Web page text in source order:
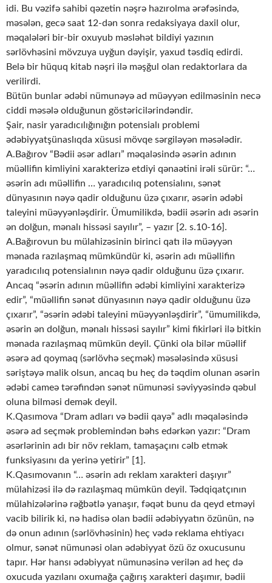
idi. Bu vəzifə sahibi qəzetin nəşrə hazırolma ərəfəsində,
məsələn, gecə saat 12-dən sonra redaksiyaya daxil olur,
məqalələri bir-bir oxuyub məsləhət bildiyi yazının
sərlövhəsini mövzuya uyğun dəyişir, yaxud təsdiq edirdi.
Belə bir hüquq kitab nəşri ilə məşğul olan redaktorlara da
verilirdi.
Bütün bunlar ədəbi nümunəyə ad müəyyən edilməsinin necə
ciddi məsələ olduğunun göstəricilərindəndir.
Şair, nasir yaradıcılığınığın potensialı problemi
ədəbiyyatşünaslıqda xüsusi mövqe sərgiləyən məsələdir.
A.Bağırov “Bədii əsər adları” məqaləsində əsərin adının
müəllifin kimliyini xarakterizə etdiyi qənaətini irəli sürür: “…
əsərin adı müəllifin … yaradıcılıq potensialını, sənət
dünyasının nəyə qadir olduğunu üzə çıxarır, əsərin ədəbi
taleyini müəyyənləşdirir. Ümumilikdə, bədii əsərin adı əsərin
ən dolğun, mənalı hissəsi sayılır”, – yazır [2. s.10-16].
A.Bağırovun bu mülahizəsinin birinci qatı ilə müəyyən
mənada razılaşmaq mümkündür ki, əsərin adı müəllifin
yaradıcılıq potensialının nəyə qadir olduğunu üzə çıxarır.
Ancaq “əsərin adının müəllifin ədəbi kimliyini xarakterizə
edir”, “müəllifin sənət dünyasının nəyə qadir olduğunu üzə
çıxarır”, “əsərin ədəbi taleyini müəyyənləşdirir”, “ümumilikdə,
əsərin ən dolğun, mənalı hissəsi sayılır” kimi fikirləri ilə bitkin
mənada razılaşmaq mümkün deyil. Çünki ola bilər müəllif
əsərə ad qoymaq (sərlövhə seçmək) məsələsində xüsusi
səriştəyə malik olsun, ancaq bu heç də təqdim olunan əsərin
ədəbi cameə tərəfindən sənət nümunəsi səviyyəsində qəbul
oluna bilməsi demək deyil.
K.Qasımova “Dram adları və bədii qayə” adlı məqaləsində
əsərə ad seçmək problemindən bəhs edərkən yazır: “Dram
əsərlərinin adı bir növ reklam, tamaşaçını cəlb etmək
funksiyasını da yerinə yetirir” [1].
K.Qasımovanın “… əsərin adı reklam xarakteri daşıyır”
mülahizəsi ilə də razılaşmaq mümkün deyil. Tədqiqatçının
mülahizələrinə rəğbətlə yanaşır, fəqət bunu da qeyd etməyi
vacib bilirik ki, nə hadisə olan bədii ədəbiyyatın özünün, nə
də onun adının (sərlövhəsinin) heç vədə reklama ehtiyacı
olmur, sənət nümunəsi olan ədəbiyyat özü öz oxucusunu
tapır. Hər hansı ədəbiyyat nümunəsinə verilən ad heç də
oxucuda yazılanı oxumağa çağırış xarakteri daşımır, bədii